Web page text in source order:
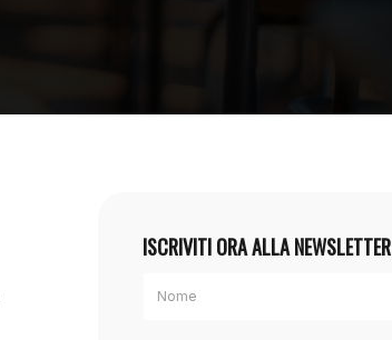
ISCRIVITI ORA ALLA NEWSLETTER